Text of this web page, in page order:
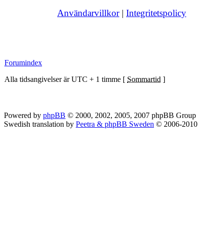
Användarvillkor| Integritetspolicy
Forumindex
Alla tidsangivelser är UTC + 1 timme [ Sommartid ]
Powered by phpBB © 2000, 2002, 2005, 2007 phpBB Group
Swedish translation by Peetra & phpBB Sweden © 2006-2010